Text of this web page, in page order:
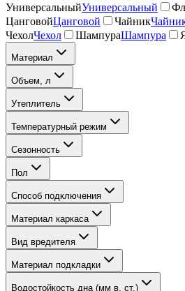
УниверсальныйУниверсальный
ЦанговойЦанговой Чайник
ЧехолЧехол ШампураШампура
Материал
Объем, л
Утеплитель
Температурный режим
Сезонность
Пол
Способ подключения
Материал каркаса
Вид вредителя
Материал подкладки
Водостойкость дна (мм в. ст.)